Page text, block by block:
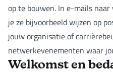
op te bouwen. In e-mails
je ze bijvoorbeeld wijzen op
jouw organisatie of
netwerkevenementen waar
Welkomst en